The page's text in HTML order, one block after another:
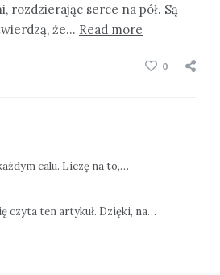
rozdzierając serce na pół. Są
że… Read more
0
calu. Liczę na to,…
czyta ten artykuł. Dzięki, na…